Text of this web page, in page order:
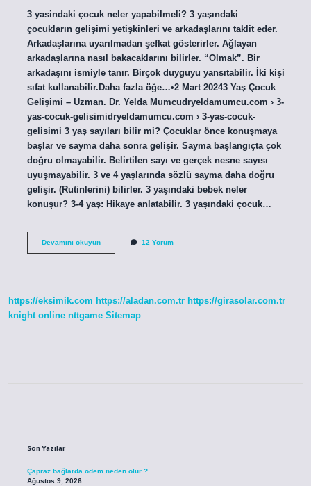
3 yasindaki çocuk neler yapabilmeli? 3 yaşındaki
çocukların gelişimi yetişkinleri ve arkadaşlarını taklit eder.
Arkadaşlarına uyarılmadan şefkat gösterirler. Ağlayan
arkadaşlarına nasıl bakacaklarını bilirler. “Olmak”. Bir
arkadaşını ismiyle tanır. Birçok duyguyu yansıtabilir. İki kişi
sıfat kullanabilir.Daha fazla öğe…•2 Mart 20243 Yaş Çocuk
Gelişimi – Uzman. Dr. Yelda Mumcudryeldamumcu.com › 3-
yas-cocuk-gelisimidryeldamumcu.com › 3-yas-cocuk-
gelisimi 3 yaş sayıları bilir mi? Çocuklar önce konuşmaya
başlar ve sayma daha sonra gelişir. Sayma başlangıçta çok
doğru olmayabilir. Belirtilen sayı ve gerçek nesne sayısı
uyuşmayabilir. 3 ve 4 yaşlarında sözlü sayma daha doğru
gelişir. (Rutinlerini) bilirler. 3 yaşındaki bebek neler
konuşur? 3-4 yaş: Hikaye anlatabilir. 3 yaşındaki çocuk…
Devamını okuyun3
12 Yorum
https://eksimik.com https://aladan.com.tr https://girasolar.com.tr
knight online nttgame Sitemap
Son Yazılar
Çapraz bağlarda ödem neden olur ?
Ağustos 9, 2026